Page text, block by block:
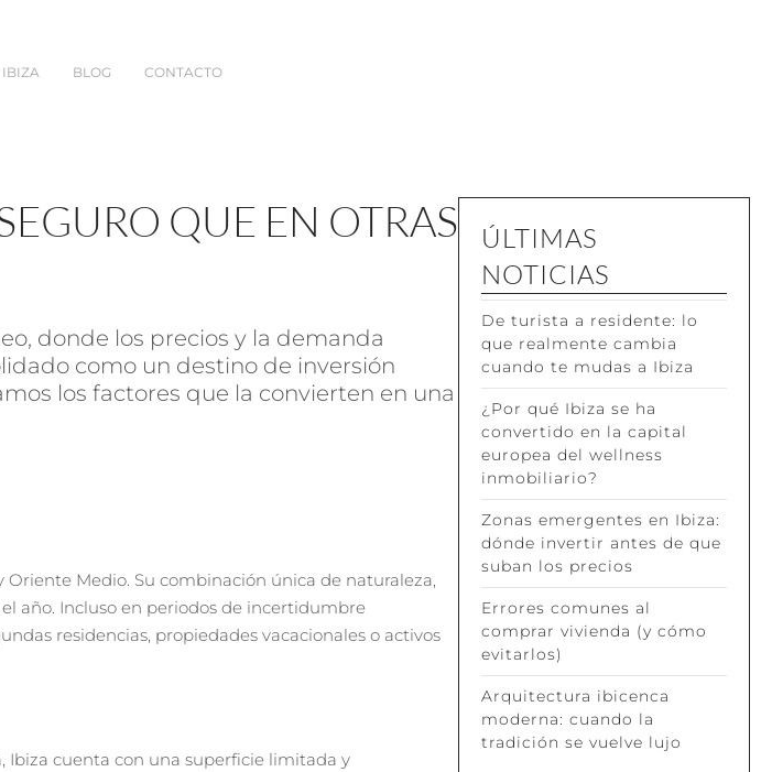
IBIZA BLOG CONTACTO
QUE EN OTRAS
donde los precios y la demanda
como un destino de inversión
los factores que la convierten en una
Medio. Su combinación única de naturaleza,
año. Incluso en periodos de incertidumbre
residencias, propiedades vacacionales o activos
Ibiza cuenta con una superficie limitada y
ÚLTIMAS
NOTICIAS
De turista a residente: lo
que realmente cambia
cuando te mudas a Ibiza
¿Por qué Ibiza se ha
convertido en la capital
europea del wellness
inmobiliario?
Zonas emergentes en Ibiza:
dónde invertir antes de que
suban los precios
Errores comunes al
comprar vivienda (y cómo
evitarlos)
Arquitectura ibicenca
moderna: cuando la
tradición se vuelve lujo